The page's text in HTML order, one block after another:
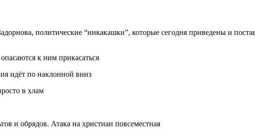
политические “никакашки”, которые сегодня приведены и
к ним прикасаться
идёт по наклонной вниз
в хлам
и обрядов. Атака на христиан повсеместная